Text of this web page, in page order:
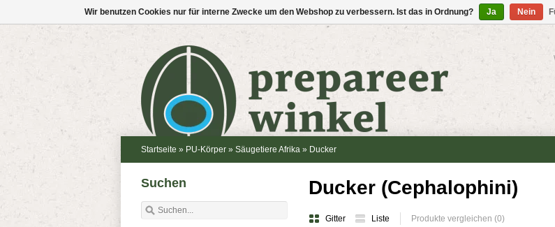
Startseite » PU-Körper » Säugetiere Afrika » Ducker
Ducker (Cephalophini)
Gitter Liste Produkte vergleichen (0)
Suchen
Wir benutzen Cookies nur für interne Zwecke um den Webshop zu verbessern. Ist das in Ordnung? Ja Nein